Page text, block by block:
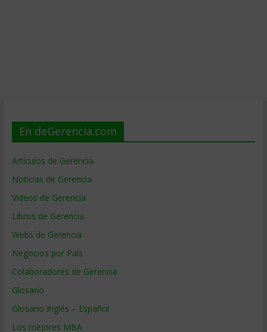
En deGerencia.com
Artículos de Gerencia
Noticias de Gerencia
Videos de Gerencia
Libros de Gerencia
Webs de Gerencia
Negocios por País
Colaboradores de Gerencia
Glosario
Glosario Inglés – Español
Los mejores MBA